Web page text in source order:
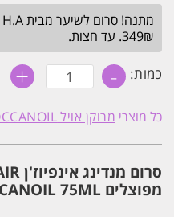
349₪. עד חצות.
כמות: - כמות
של
מנדינג
אינפיוז'ן
מאחה
מפוצלים
MOROCCANOIL
75ML
+
כל מוצרי מרוקן אויל MOROCCANOIL
מפוצלים MOROCCANOIL 75ML מרוקן אויל